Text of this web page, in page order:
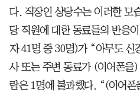
다. 직장인 상당수는 이러한 모
당 직원에 대한 동료들의 반응
자 41명 중 30명)가 “아무도
사 또는 주변 동료가 (이어폰을
람은 1명에 불과했다. “(이어